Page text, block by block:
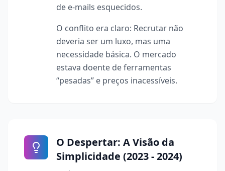
de e-mails esquecidos.
O conflito era claro: Recrutar não
deveria ser um luxo, mas uma
necessidade básica. O mercado
estava doente de ferramentas
“pesadas” e preços inacessíveis.
O Despertar: A Visão da
Simplicidade (2023 - 2024)